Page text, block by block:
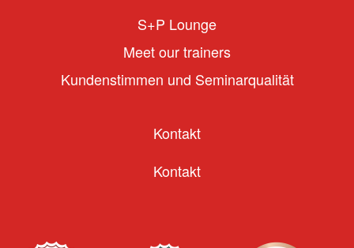
S+P Lounge
Meet our trainers
Kundenstimmen und Seminarqualität
Kontakt
Kontakt